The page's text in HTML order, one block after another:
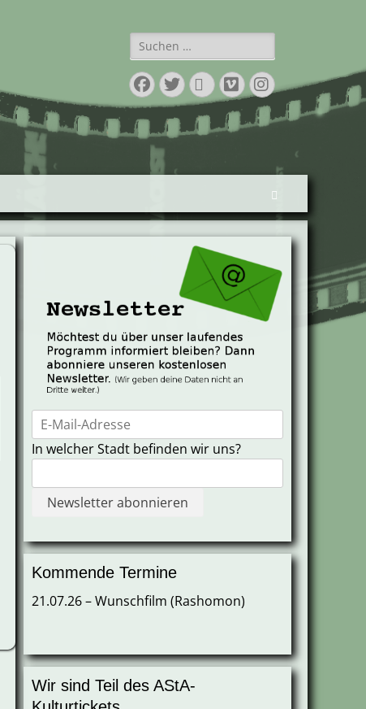
Suchen
nach:
Facebook
Twitter
E-
Mail
VimeoInstagram
In welcher Stadt befinden wir uns?
Kommende Termine
21.07.26 – Wunschfilm (Rashomon)
Wir sind Teil des AStA-